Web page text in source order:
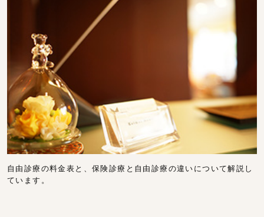
自由診療の料金表と、保険診療と自由診療の違いについて解説し
ています。